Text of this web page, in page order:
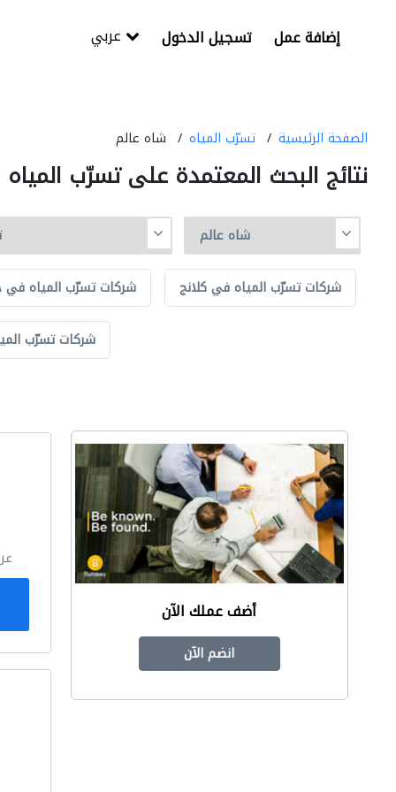
تسجيل الدخول إضافة عمل
الصفحة الرئيسية تسرّب المياه شاه عالم
نتائج البحث المعتمدة على تسرّب
شركات تسرّب المياه في شركات تسرّب المياه في كلانج
شركات تسرّب
أضف عملك الآن
انضم الآن